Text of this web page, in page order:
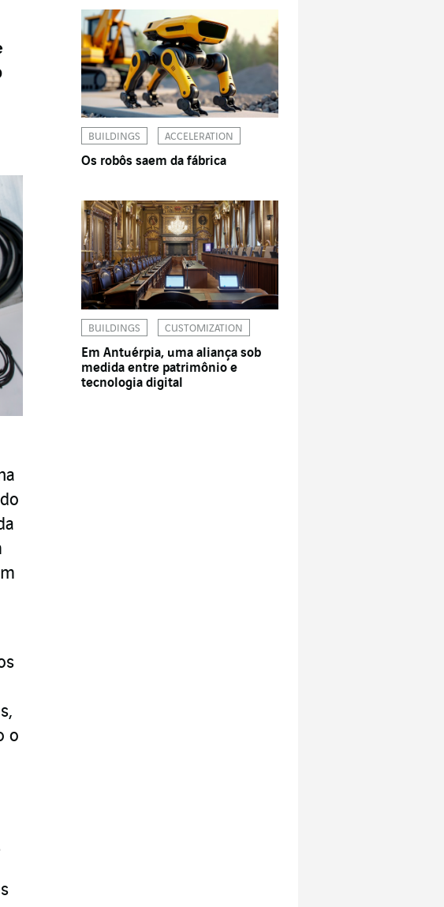
o
BUILDINGS ACCELERATION
Os robôs saem da fábrica
BUILDINGS CUSTOMIZATION
Em Antuérpia, uma aliança sob
medida entre patrimônio e
tecnologia digital